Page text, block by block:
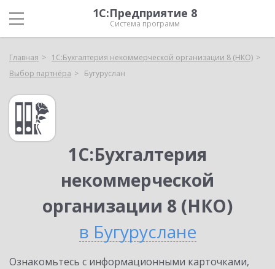
1С:Предприятие 8
Система программ
Главная
1С:Бухгалтерия некоммерческой организации 8 (НКО)
Выбор партнёра
Бугуруслан
1С:Бухгалтерия
некоммерческой
организации 8 (НКО)
в Бугуруслане
Ознакомьтесь с информационными карточками,